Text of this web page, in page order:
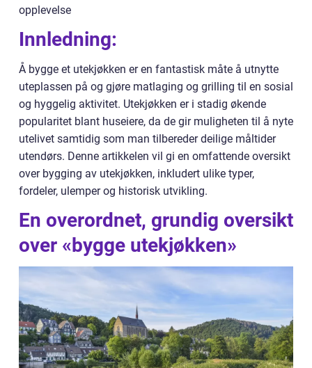
opplevelse
Innledning:
Å bygge et utekjøkken er en fantastisk måte å utnytte
uteplassen på og gjøre matlaging og grilling til en sosial
og hyggelig aktivitet. Utekjøkken er i stadig økende
popularitet blant huseiere, da de gir muligheten til å nyte
utelivet samtidig som man tilbereder deilige måltider
utendørs. Denne artikkelen vil gi en omfattende oversikt
over bygging av utekjøkken, inkludert ulike typer,
fordeler, ulemper og historisk utvikling.
En overordnet, grundig oversikt
over «bygge utekjøkken»